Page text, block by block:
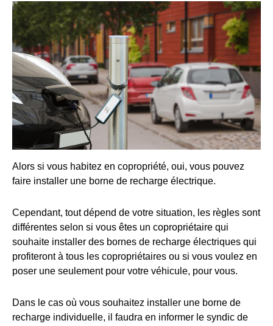
Alors si vous habitez en copropriété, oui, vous pouvez
faire installer une borne de recharge électrique.
Cependant, tout dépend de votre situation, les règles sont
différentes selon si vous êtes un copropriétaire qui
souhaite installer des bornes de recharge électriques qui
profiteront à tous les copropriétaires ou si vous voulez en
poser une seulement pour votre véhicule, pour vous.
Dans le cas où vous souhaitez installer une borne de
recharge individuelle, il faudra en informer le syndic de